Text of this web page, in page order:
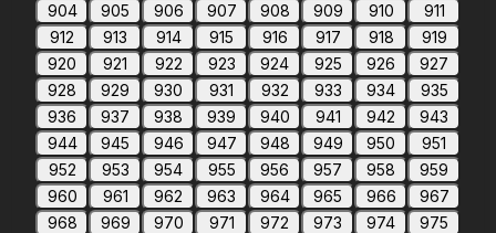
904
905 906 907 908 909 910
911
912
913 914 915 916 917 918
919
920
921 922 923 924 925 926
927
928
929 930 931 932 933 934
935
936
937 938 939 940 941 942
943
944
945 946 947 948 949 950
951
952
953 954 955 956 957 958
959
960
961 962 963 964 965 966
967
968
969 970 971 972 973 974
975